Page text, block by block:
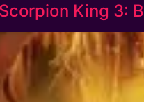
King 3: